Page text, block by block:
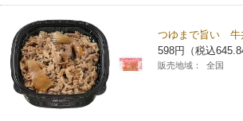
保険
学び・教育
コインランドリー（店舗限定）
宅配ロッカー（店舗限定）
セブン‐イレブンの「商品力」
セブン-イレブンの横顔
ภาษาไทย(บริการ)
つゆまで旨い
598円（税込
販売地域： 全国